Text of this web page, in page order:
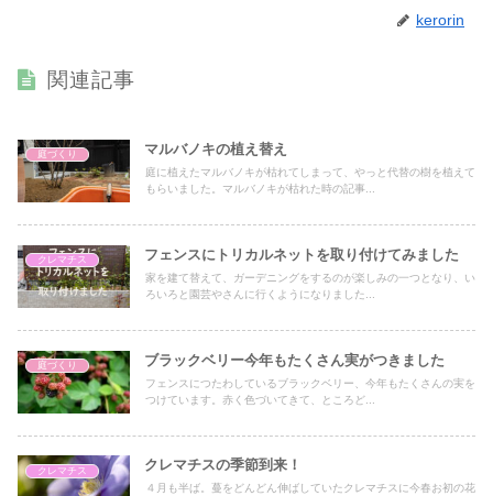
kerorin
関連記事
庭づくり マルバノキの植え替え
庭に植えたマルバノキが枯れてしまって、やっと代替の樹を植えて
もらいました。マルバノキが枯れた時の記事...
クレマチス フェンスにトリカルネットを取り付けてみました
家を建て替えて、ガーデニングをするのが楽しみの一つとなり、い
ろいろと園芸やさんに行くようになりました...
庭づくり ブラックベリー今年もたくさん実がつきました
フェンスにつたわしているブラックベリー、今年もたくさんの実を
つけています。赤く色づいてきて、ところど...
クレマチス クレマチスの季節到来！
４月も半ば。蔓をどんどん伸ばしていたクレマチスに今春お初の花